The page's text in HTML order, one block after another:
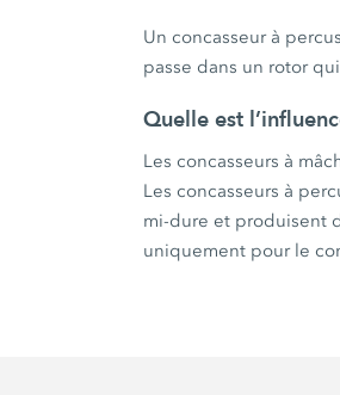
Un concasseur à
passe dans un rotor
Quelle est
Les concasseurs à
Les concasseurs à
mi-dure et produisent
uniquement pour le